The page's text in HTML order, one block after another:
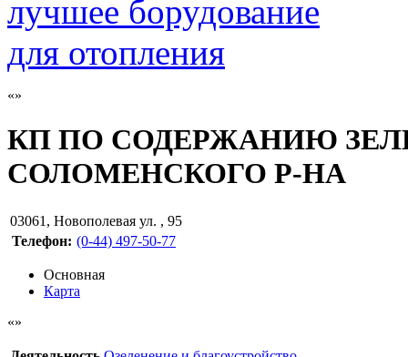
КП ПО СОДЕРЖАНИЮ
СОЛОМЕНСКОГО Р-НА
03061 , Новополевая ул. , 95
Телефон: (0-44) 497-50-77
Основная
Карта